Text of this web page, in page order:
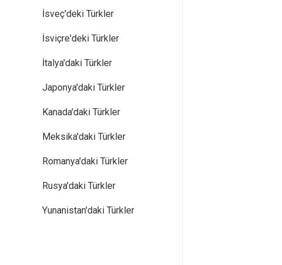
İsveç'deki Türkler
İsviçre'deki Türkler
İtalya'daki Türkler
Japonya'daki Türkler
Kanada'daki Türkler
Meksika'daki Türkler
Romanya'daki Türkler
Rusya'daki Türkler
Yunanistan'daki Türkler